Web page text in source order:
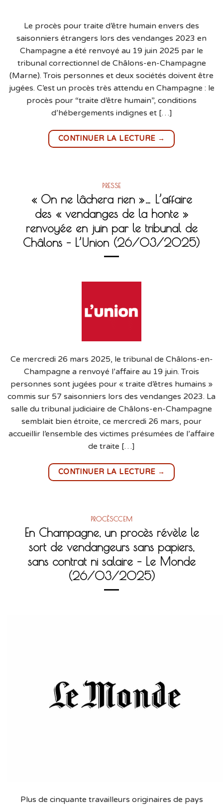
Le procès pour traite d’être humain envers des
saisonniers étrangers lors des vendanges 2023 en
Champagne a été renvoyé au 19 juin 2025 par le
tribunal correctionnel de Châlons-en-Champagne
(Marne). Trois personnes et deux sociétés doivent être
jugées. C’est un procès très attendu en Champagne : le
procès pour “traite d’être humain”, conditions
d’hébergements indignes et […]
CONTINUER LA LECTURE →
PRESSE
« On ne lâchera rien »… L’affaire
des « vendanges de la honte »
renvoyée en juin par le tribunal de
Châlons – L’Union (26/03/2025)
Ce mercredi 26 mars 2025, le tribunal de Châlons-en-
Champagne a renvoyé l’affaire au 19 juin. Trois
personnes sont jugées pour « traite d’êtres humains »
commis sur 57 saisonniers lors des vendanges 2023. La
salle du tribunal judiciaire de Châlons-en-Champagne
semblait bien étroite, ce mercredi 26 mars, pour
accueillir l’ensemble des victimes présumées de l’affaire
de traite […]
CONTINUER LA LECTURE →
PROCÈSCCEM
En Champagne, un procès révèle le
sort de vendangeurs sans papiers,
sans contrat ni salaire – Le Monde
(26/03/2025)
Plus de cinquante travailleurs originaires de pays